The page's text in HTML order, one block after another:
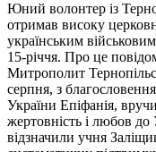
Юний волонтер із
отримав високу
українським
15-річчя. Про це
Митрополит
серпня, з
України Епіфанія,
жертовність і любов
відзначили учня